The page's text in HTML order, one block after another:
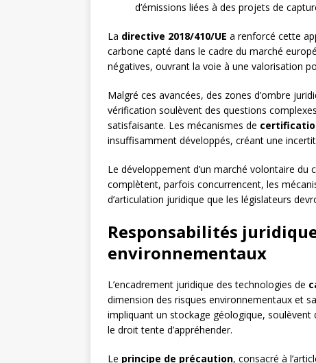
d’émissions liées à des projets de
La directive 2018/410/UE a renforcé cette
carbone capté dans le cadre du marché
négatives, ouvrant la voie à une valorisation
Malgré ces avancées, des zones d’ombre
vérification soulèvent des questions
satisfaisante. Les mécanismes de
insuffisamment développés, créant une
Le développement d’un marché volontaire du
complètent, parfois concurrencent, les
d’articulation juridique que les législateurs
Responsabilités
environnementaux
L’encadrement juridique des technologies de
dimension des risques environnementaux et
impliquant un stockage géologique,
le droit tente d’appréhender.
Le principe de précaution, consacré à